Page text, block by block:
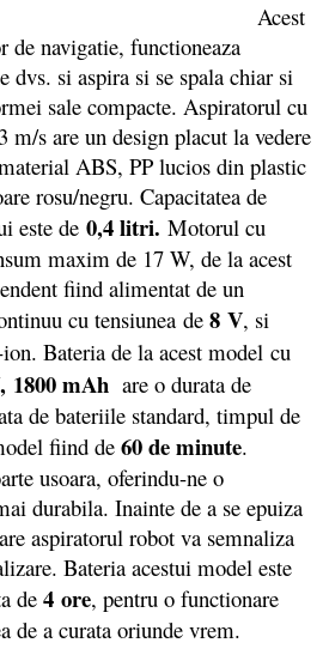
Acest
de navigatie, functioneaza
dvs. si aspira si se spala chiar si
sale compacte. Aspiratorul cu
m/s are un design placut la vedere
ABS, PP lucios din plastic
rosu/negru. Capacitatea de
este de 0,4 litri. Motorul cu
maxim de 17 W, de la acest
fiind alimentat de un
cu tensiunea de 8 V, si
Bateria de la acest model cu
1800 mAh are o durata de
de bateriile standard, timpul de
fiind de 60 de minute.
usoara, oferindu-ne o
durabila. Inainte de a se epuiza
aspiratorul robot va semnaliza
Bateria acestui model este
de 4 ore, pentru o functionare
de a curata oriunde vrem.